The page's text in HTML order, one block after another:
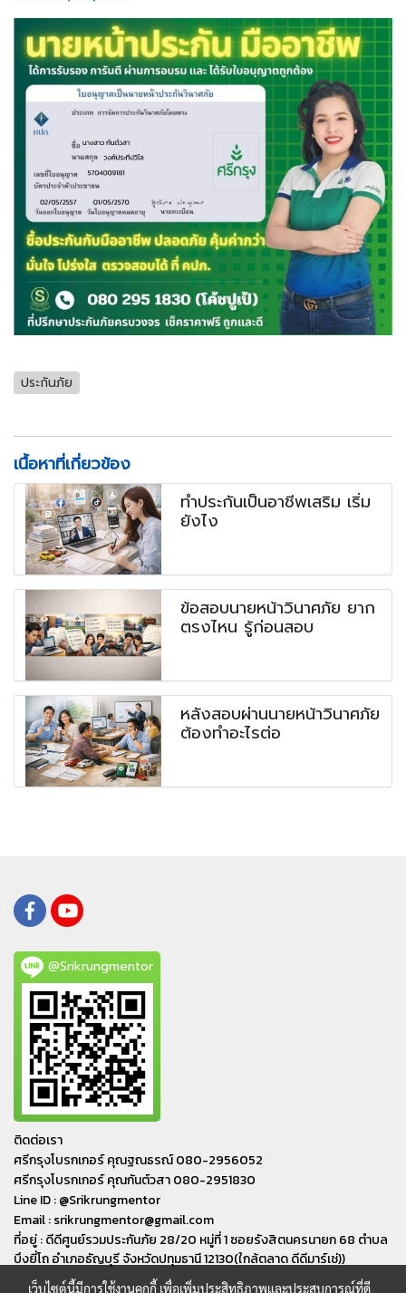
ประกันภัย
เนื้อหาที่เกี่ยวข้อง
ทำประกันเป็นอาชีพเสริม เริ่ม
ยังไง
ข้อสอบนายหน้าวินาศภัย ยาก
ตรงไหน รู้ก่อนสอบ
หลังสอบผ่านนายหน้าวินาศภัย
ต้องทำอะไรต่อ
@Srikrungmentor
ติดต่อเรา
ศรีกรุงโบรกเกอร์ คุณฐณธรณ์ 080-2956052
ศรีกรุงโบรกเกอร์ คุณกันต์วสา 080-2951830
Line ID : @Srikrungmentor
Email : srikrungmentor@gmail.com
ที่อยู่ : ดีดีศูนย์รวมประกันภัย 28/20 หมู่ที่ 1 ซอยรังสิตนครนายก 68 ตำบล
บึงยี่โถ อำเภอ​ธัญบุรี​ จังหวัดปทุมธานี​ 12130(ใกล้ตลาด ดีดีมาร์เช่))
เว็บไซต์นี้มีการใช้งานคุกกี้ เพื่อเพิ่มประสิทธิภาพและประสบการณ์ที่ดี